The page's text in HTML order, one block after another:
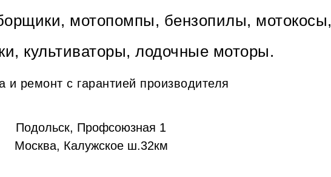
мотопомпы, бензопилы, мотокосы,
культиваторы, лодочные моторы.
и ремонт с гарантией производителя
Подольск, Профсоюзная 1
Москва, Калужское ш.32км